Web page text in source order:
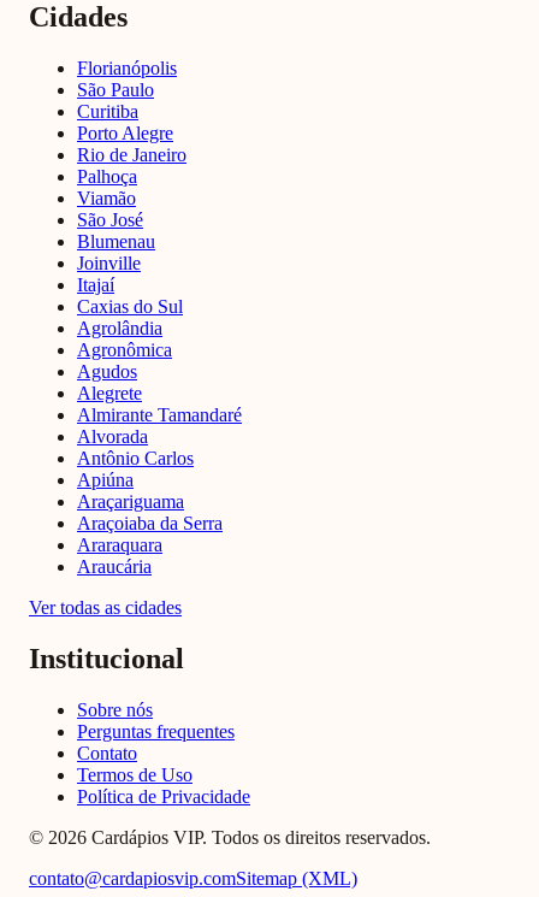
Cidades
Florianópolis
São Paulo
Curitiba
Porto Alegre
Rio de Janeiro
Palhoça
Viamão
São José
Blumenau
Joinville
Itajaí
Caxias do Sul
Agrolândia
Agronômica
Agudos
Alegrete
Almirante Tamandaré
Alvorada
Antônio Carlos
Apiúna
Araçariguama
Araçoiaba da Serra
Araraquara
Araucária
Ver todas as cidades
Institucional
Sobre nós
Perguntas frequentes
Contato
Termos de Uso
Política de Privacidade
© 2026 Cardápios VIP. Todos os direitos reservados.
contato@cardapiosvip.comSitemap (XML)